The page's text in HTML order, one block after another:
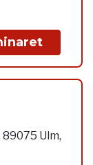
Ulm,